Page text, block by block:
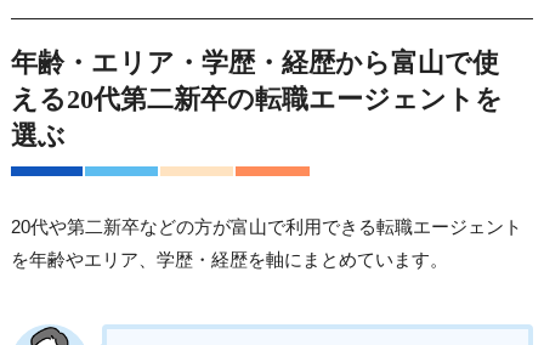
年齢・エリア・学歴・経歴から富山で使
える20代第二新卒の転職エージェントを
選ぶ
20代や第二新卒などの方が富山で利用できる転職エージェント
を年齢やエリア、学歴・経歴を軸にまとめています。